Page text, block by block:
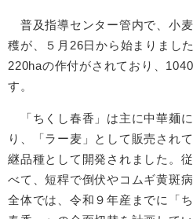
普及指導センター管内で、小
穫が、５月26日から始まりまし
220haの作付がされており、
す。
「ちくし春香」は主に中華麺
り、「ラー麦」として販売され
継品種として開発されました。
べて、短稈で倒伏やコムギ黄斑
全体では、令和９年産までに「